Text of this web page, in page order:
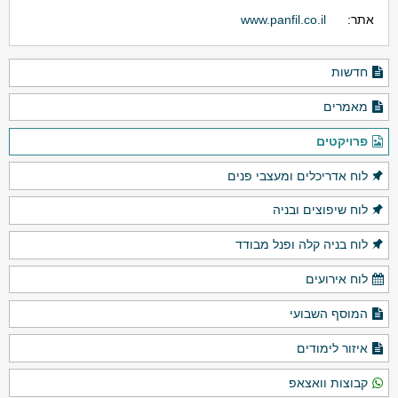
אתר:
www.panfil.co.il
חדשות
מאמרים
פרויקטים
לוח אדריכלים ומעצבי פנים
לוח שיפוצים ובניה
לוח בניה קלה ופנל מבודד
לוח אירועים
המוסף השבועי
איזור לימודים
קבוצות וואצאפ